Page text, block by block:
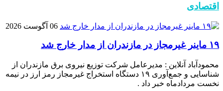
اقتصادی
06 آگوست 2026
۱۹ ماینر غیرمجاز در مازندران از مدار خارج شد
محمودآباد آنلاین : مدیرعامل شرکت توزیع نیروی برق مازندران از
شناسایی و جمع‌آوری ۱۹ دستگاه استخراج غیرمجاز رمز ارز در نیمه
نخست مردادماه خبر داد .